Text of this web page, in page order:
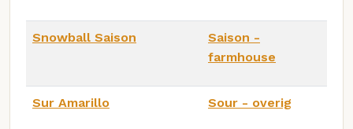
Snowball Saison
Saison -
farmhouse
Sur Amarillo Sour - overig